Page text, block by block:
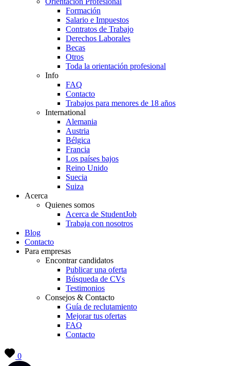
Formación
Salario e Impuestos
Contratos de Trabajo
Derechos Laborales
Becas
Otros
Toda la orientación profesional
Info
FAQ
Contacto
Trabajos para menores de 18 años
International
Alemania
Austria
Bélgica
Francia
Los países bajos
Reino Unido
Suecia
Suiza
Acerca
Quienes somos
Acerca de StudentJob
Trabaja con nosotros
Blog
Contacto
Para empresas
Encontrar candidatos
Publicar una oferta
Búsqueda de CVs
Testimonios
Consejos & Contacto
Guía de reclutamiento
Mejorar tus ofertas
FAQ
Contacto
0